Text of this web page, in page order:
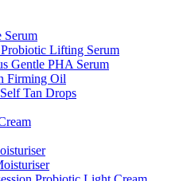
Serum
Lifting Serum
Gentle PHA Serum
Firming Oil
Tan Drops